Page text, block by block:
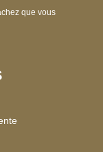
que vous